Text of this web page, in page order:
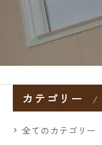
カテゴリー
全てのカテゴリー